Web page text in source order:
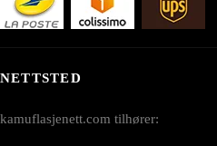
NETTSTED
kamuflasjenett.com tilhører: